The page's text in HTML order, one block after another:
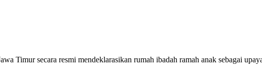
Timur secara resmi mendeklarasikan rumah ibadah ramah anak sebagai